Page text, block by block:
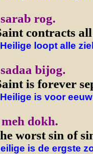
rog.
contracts all
loopt alle
bijog.
is forever
is voor
dokh.
worst sin of
is de ergste